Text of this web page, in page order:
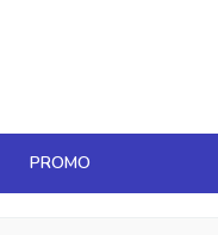
PROMO